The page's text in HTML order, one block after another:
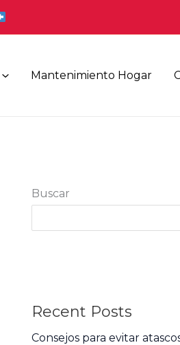
Mantenimiento Hogar
Buscar
Recent Posts
Consejos para evitar